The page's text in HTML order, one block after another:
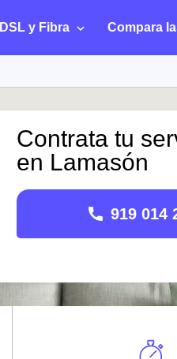
y Fibra Compara
Contrata tu
en Lamasón
919 014